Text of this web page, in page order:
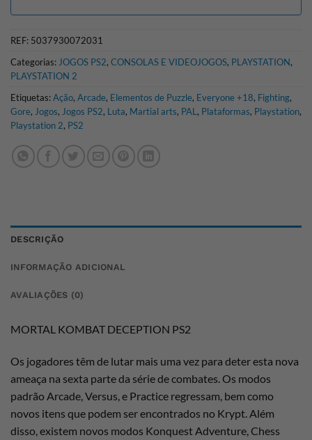
REF: 5037930072031
Categorias: JOGOS PS2, CONSOLAS E VIDEOJOGOS, PLAYSTATION,
PLAYSTATION 2
Etiquetas:Ação, Arcade, Elementos de Puzzle, Everyone +18, Fighting,
Gore, Jogos, Jogos PS2, Luta, Martial arts, PAL , Plataformas, Playstation,
Playstation 2, PS2
DESCRIÇÃO
INFORMAÇÃO ADICIONAL
AVALIAÇÕES (0)
MORTAL KOMBAT DECEPTION PS2
Os jogadores têm de lutar mais uma vez para deter esta nova
ameaça na sexta parte da série de combates. Os modos
padrão Arcade, Versus, e Practice regressam, bem como
novos itens que podem ser encontrados no Krypt. Além
disso, existem novos modos Konquest Adventure, Chess